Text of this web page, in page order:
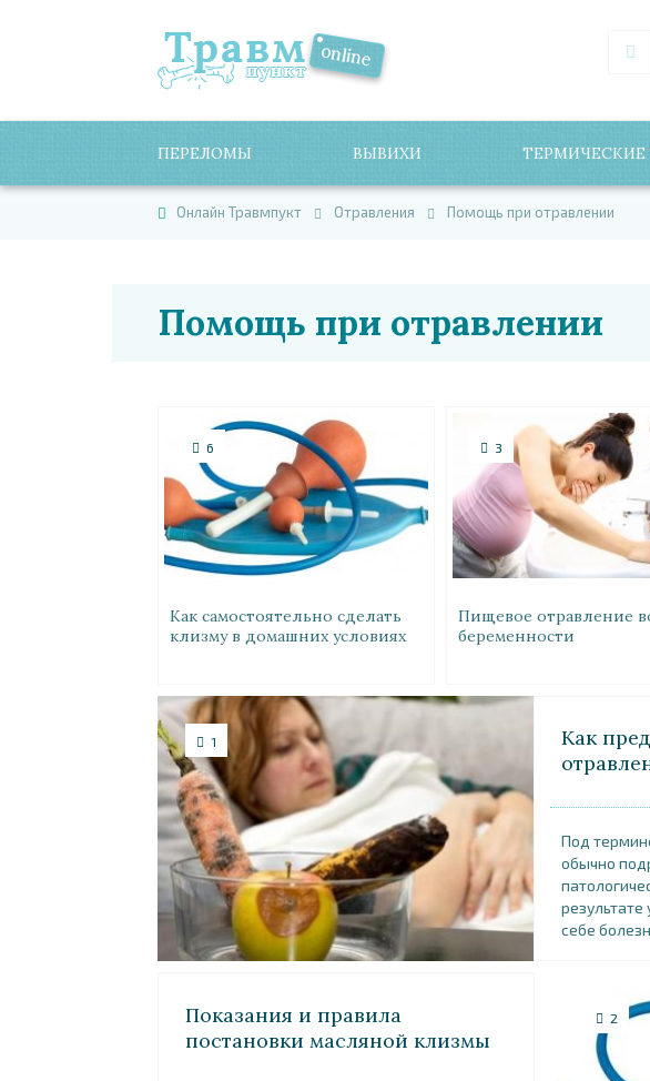
ПЕРЕЛОМЫ ВЫВИХИ
Онлайн Травмпукт Отравления Помощь при отравлении
Помощь при отравлении
6
Как самостоятельно сделать
клизму в домашних условиях
3
Пищевое отравление
беременности
1
Как
Под
обычно
себе
Показания и правила
постановки масляной клизмы
2